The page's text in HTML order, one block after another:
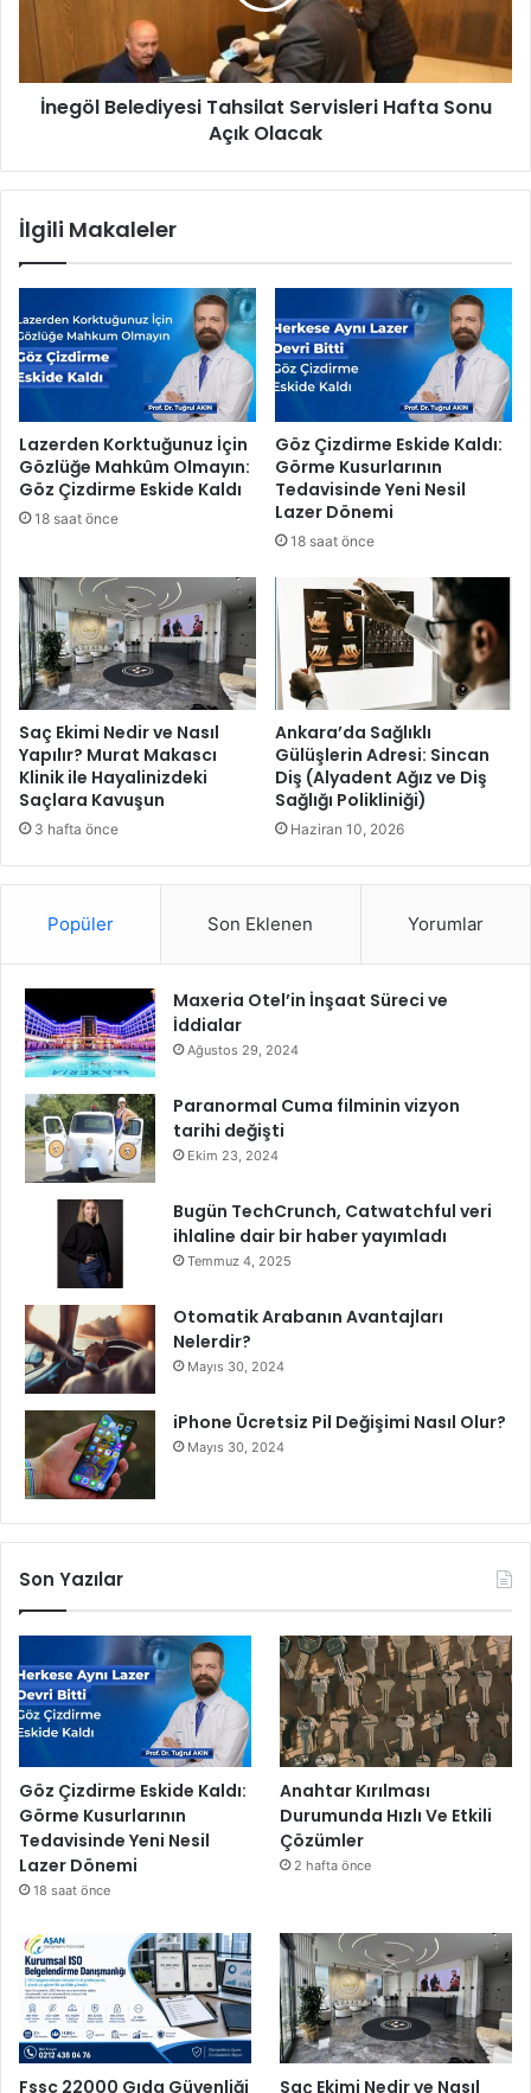
e
a
i
l
a
l
a
m
a
ç
l
ş
m
a
l
a
r
ı
h
ı
d
l
h
s
i
t
S
r
i
s
l
e
r
i
H
a
f
t
a
k
O
a
c
a
İnegöl Belediyesi Tahsilat Servisleri Hafta Sonu
Açık Olacak
İlgili Makaleler
Lazerden Korktuğunuz İçin
Gözlüğe Mahkûm Olmayın:
Göz Çizdirme Eskide Kaldı
18 saat önce
Göz Çizdirme Eskide Kaldı:
Görme Kusurlarının
Tedavisinde Yeni Nesil
Lazer Dönemi
18 saat önce
Saç Ekimi Nedir ve Nasıl
Yapılır? Murat Makascı
Klinik ile Hayalinizdeki
Saçlara Kavuşun
3 hafta önce
Ankara’da Sağlıklı
Gülüşlerin Adresi: Sincan
Diş (Alyadent Ağız ve Diş
Sağlığı Polikliniği)
Haziran 10, 2026
Popüler Son Eklenen Yorumlar
Maxeria Otel’in İnşaat Süreci ve
İddialar
Ağustos 29, 2024
Paranormal Cuma filminin vizyon
tarihi değişti
Ekim 23, 2024
Bugün TechCrunch, Catwatchful veri
ihlaline dair bir haber yayımladı
Temmuz 4, 2025
Otomatik Arabanın Avantajları
Nelerdir?
Mayıs 30, 2024
iPhone Ücretsiz Pil Değişimi Nasıl Olur?
Mayıs 30, 2024
Son Yazılar
Göz Çizdirme Eskide Kaldı:
Görme Kusurlarının
Tedavisinde Yeni Nesil
Lazer Dönemi
18 saat önce
Anahtar Kırılması
Durumunda Hızlı Ve Etkili
Çözümler
2 hafta önce
Fssc 22000 Gıda Güvenliği
Saç Ekimi Nedir ve Nasıl